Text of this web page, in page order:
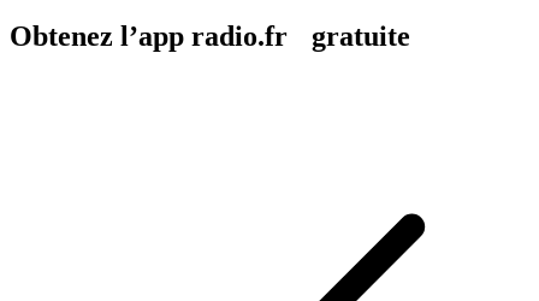
Obtenez l’app radio.fr gratuite